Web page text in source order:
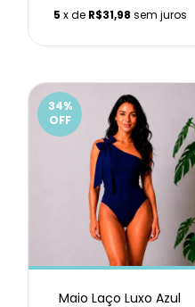
5 x de R$31,98 sem juros
34%
OFF
Maio Laço Luxo Azul